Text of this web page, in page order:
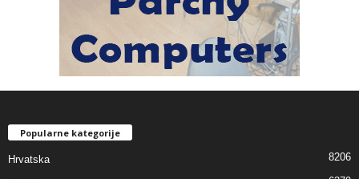
Popularne kategorije
Hrvatska 8206